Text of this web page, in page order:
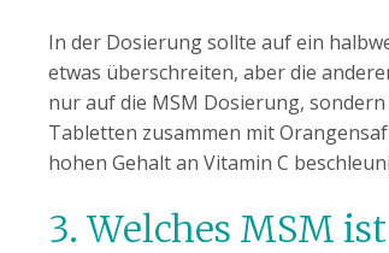
In der Dosierung sollte auf ein
etwas überschreiten, aber die
nur auf die MSM Dosierung,
Tabletten zusammen mit
hohen Gehalt an Vitamin C
3. Welches MSM